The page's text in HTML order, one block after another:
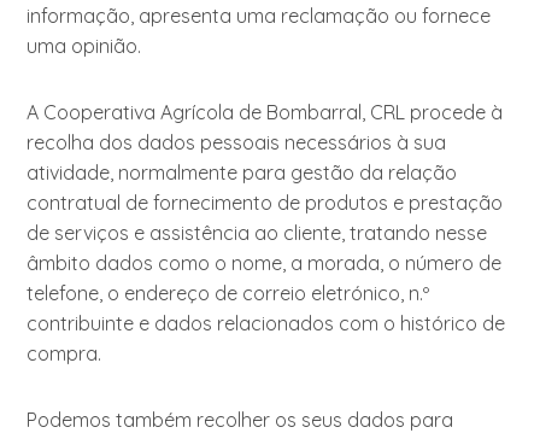
informação, apresenta uma reclamação ou fornece
uma opinião.
A Cooperativa Agrícola de Bombarral, CRL procede à
recolha dos dados pessoais necessários à sua
atividade, normalmente para gestão da relação
contratual de fornecimento de produtos e prestação
de serviços e assistência ao cliente, tratando nesse
âmbito dados como o nome, a morada, o número de
telefone, o endereço de correio eletrónico, n.º
contribuinte e dados relacionados com o histórico de
compra.
Podemos também recolher os seus dados para